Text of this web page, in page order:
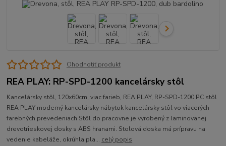
Ohodnotiť produkt
REA PLAY: RP-SPD-1200 kancelársky stôl
Kancelársky stôl, 120x60cm, viac farieb, REA PLAY, RP-SPD-1200 PC stôl
REA PLAY moderný kancelársky nábytok kancelársky stôl vo viacerých
farebných prevedeniach Stôl do pracovne je vyrobený z laminovanej
drevotrieskovej dosky s ABS hranami. Stolová doska má prípravu na
vedenie kabeláže, okrúhla pla... celý popis